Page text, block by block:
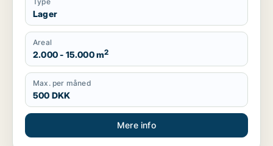
Lager
Areal
2.000 - 15.000 m2
Max. per måned
500 DKK
Mere info